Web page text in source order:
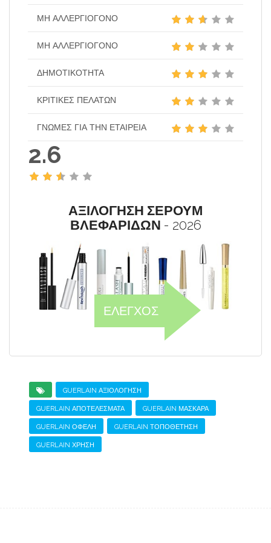
ΜΗ ΑΛΛΕΡΓΙΟΓΌΝΟ
ΜΗ ΑΛΛΕΡΓΙΟΓΌΝΟ
ΔΗΜΟΤΙΚΌΤΗΤΑ
ΚΡΙΤΙΚΈΣ ΠΕΛΑΤΏΝ
ΓΝΏΜΕΣ ΓΙΑ ΤΗΝ ΕΤΑΙΡΕΊΑ
2.6
ΑΞΙΛΟΓΗΣΗ ΣΕΡΟΥΜ
ΒΛΕΦΑΡΙΔΩΝ - 2026
ΕΛΕΓΧΟΣ
GUERLAIN ΑΞΙΟΛΌΓΗΣΗ
GUERLAIN ΑΠΟΤΕΛΈΣΜΑΤΑ GUERLAIN ΜΆΣΚΑΡΑ
GUERLAIN ΟΦΈΛΗ GUERLAIN ΤΟΠΟΘΈΤΗΣΗ
GUERLAIN ΧΡΉΣΗ